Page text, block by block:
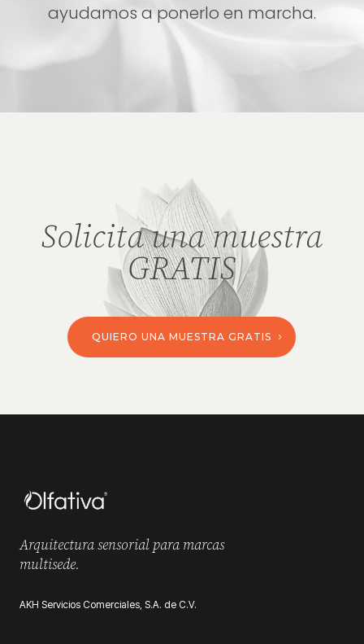
ayudamos a ponerlo en marcha.
Solicita una muestra
GRATIS
QUIERO UNA MUESTRA GRATIS
Arquitectura sensorial para marcas
multisede.
AKH Servicios Comerciales, S.A. de C.V.